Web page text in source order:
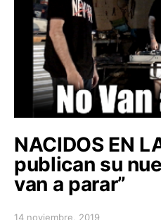
NACIDOS EN
publican su
van a parar”
14 noviembre, 2019